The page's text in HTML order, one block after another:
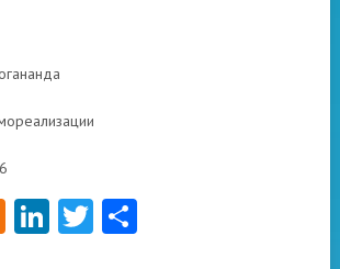
Odnoklassniki
LinkedIn
Twitter